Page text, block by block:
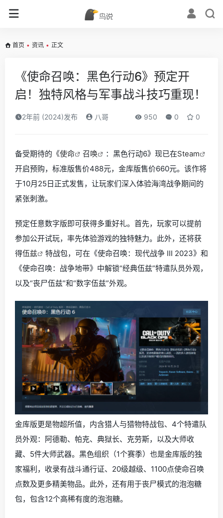
首页 • 资讯 • 正文
《使命召唤：黑色行动6》预定开
启！独特风格与军事战斗技巧重现！
2年前 (2024)发布 八哥 950 0 0
备受期待的《使命 召唤 ：黑色行动6》现已在Steam
开启预购，标准版售价488元，金库版售价660元。该作将
于10月25日正式发售，让玩家们深入体验海湾战争期间的
紧张刺激。
预定任意数字版即可获得多重好礼。首先，玩家可以提前
参加公开试玩，率先体验游戏的独特魅力。此外，还将获
得伍兹
特战包，可在《使命召唤：现代战争 III 2023》和
《使命召唤：战争地带》中解锁“经典伍兹”特遣队员外观，
以及“丧尸伍兹”和“数字伍兹”外观。
金库版更是物超所值，内含猎人与猎物特战包、4个特遣队
员外观：阿德勒、帕克、典狱长、克劳斯，以及大师收
藏、5件大师武器。黑色组织（1个赛季）也是金库版的独
家福利，收录有战斗通行证、20级越级、1100点使命召唤
点数及更多精美物品。此外，还有用于丧尸模式的泡泡糖
包，包含12个高稀有度的泡泡糖。